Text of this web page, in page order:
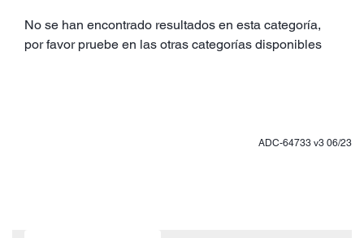
No se han encontrado resultados en esta categoría,
por favor pruebe en las otras categorías disponibles
ADC-64733 v3 06/23